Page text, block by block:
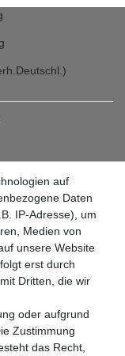
auf
Daten
IP-Adresse), um
Medien von
unsere Website
erst durch
Dritten, die wir
oder aufgrund
Zustimmung
das Recht,